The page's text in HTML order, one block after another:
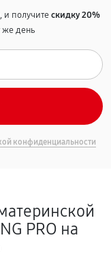
и получитескидку 20%
же день
конфиденциальности
PRO на